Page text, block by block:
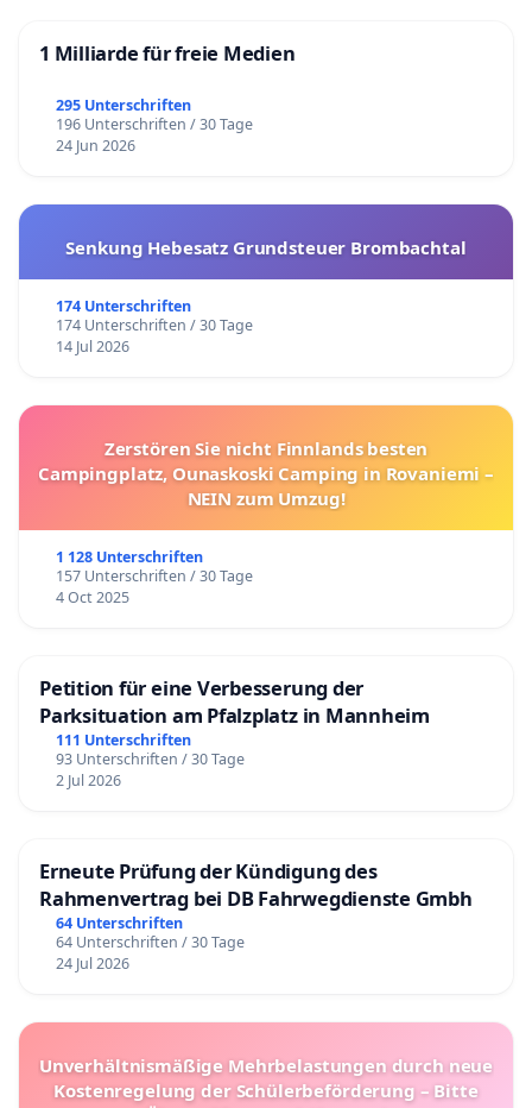
1 Milliarde für freie Medien
295 Unterschriften
196 Unterschriften / 30 Tage
24 Jun 2026
Senkung Hebesatz Grundsteuer Brombachtal
174 Unterschriften
174 Unterschriften / 30 Tage
14 Jul 2026
Zerstören Sie nicht Finnlands besten
Campingplatz, Ounaskoski Camping in Rovaniemi –
NEIN zum Umzug!
1 128 Unterschriften
157 Unterschriften / 30 Tage
4 Oct 2025
Petition für eine Verbesserung der
Parksituation am Pfalzplatz in Mannheim
111 Unterschriften
93 Unterschriften / 30 Tage
2 Jul 2026
Erneute Prüfung der Kündigung des
Rahmenvertrag bei DB Fahrwegdienste Gmbh
64 Unterschriften
64 Unterschriften / 30 Tage
24 Jul 2026
Unverhältnismäßige Mehrbelastungen durch neue
Kostenregelung der Schülerbeförderung – Bitte